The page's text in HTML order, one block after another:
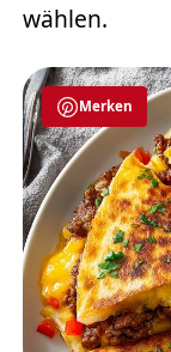
wählen.
Merken